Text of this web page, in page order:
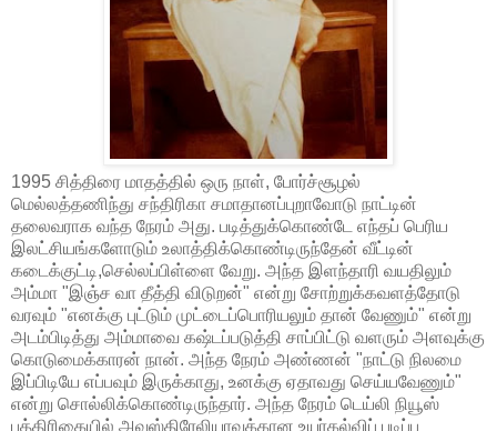
1995 சித்திரை மாதத்தில் ஒரு நாள், போர்ச்சூழல்
மெல்லத்தணிந்து சந்திரிகா சமாதானப்புறாவோடு நாட்டின்
தலைவராக வந்த நேரம் அது. படித்துக்கொண்டே எந்தப் பெரிய
இலட்சியங்களோடும் உலாத்திக்கொண்டிருந்தேன் வீட்டின்
கடைக்குட்டி,செல்லப்பிள்ளை வேறு. அந்த இளந்தாரி வயதிலும்
அம்மா "இஞ்ச வா தீத்தி விடுறன்" என்று சோற்றுக்கவளத்தோடு
வரவும் "எனக்கு புட்டும் முட்டைப்பொரியலும் தான் வேணும்" என்று
அடம்பிடித்து அம்மாவை கஷ்டப்படுத்தி சாப்பிட்டு வளரும் அளவுக்கு
கொடுமைக்காரன் நான். அந்த நேரம் அண்ணன் "நாட்டு நிலமை
இப்பிடியே எப்பவும் இருக்காது, உனக்கு ஏதாவது செய்யவேணும்"
என்று சொல்லிக்கொண்டிருந்தார். அந்த நேரம் டெய்லி நியூஸ்
பத்திரிகையில் அவுஸ்திரேலியாவுக்கான உயர்கல்விப் படிப்பு